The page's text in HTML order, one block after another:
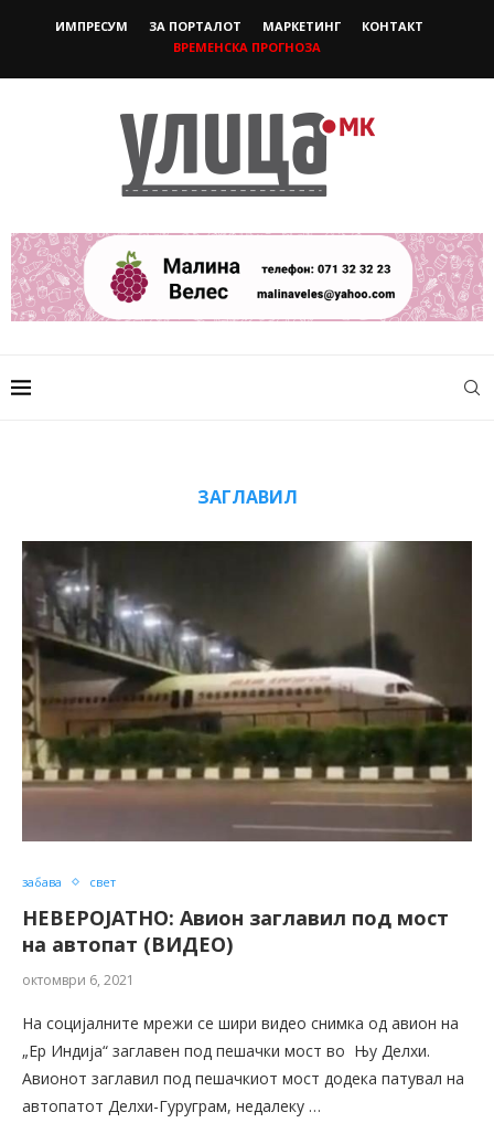
ИМПРЕСУМ ЗА ПОРТАЛОТ МАРКЕТИНГ
КОНТАКТ
ВРЕМЕНСКА ПРОГНОЗА
ЗАГЛАВИЛ
забава свет
НЕВЕРОЈАТНО: Авион заглавил под мост
на автопат (ВИДЕО)
октомври 6, 2021
На социјалните мрежи се шири видео снимка од авион на
„Ер Индија“ заглавен под пешачки мост во Њу Делхи.
Авионот заглавил под пешачкиот мост додека патувал на
автопатот Делхи-Гуруграм, недалеку …